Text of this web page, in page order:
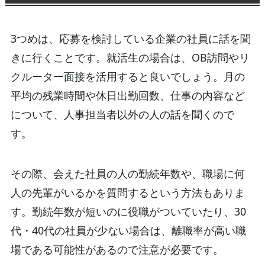
3つめは、応募を検討している企業の社員に話を聞
きに行くことです。就活生の場合は、OB訪問やリ
クルーター面接を活用すると良いでしょう。月の
平均の残業時間や休日出勤回数、仕事の内容など
について、人事担当者以外の人の話を聞くので
す。
その際、会えた社員の人の勤続年数や、職場に何
人の先輩がいるかを質問するという方法もありま
す。勤続年数が短いのに役職がついていたり、30
代・40代の社員が少ない場合は、離職率が高い職
場である可能性があるので注意が必要です。